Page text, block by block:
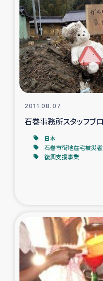
ガザ地区での公園
ガザ地区におけ
ガザ地区酪農を通し
ふりかけ普及と食
女性の生計向上を
トルコ・
デニヤヤ
2011.08.07
石巻事務所スタッフブロ
日本
石巻市街地在宅被災
復興支援事業